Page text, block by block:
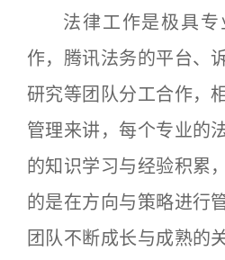
法律工作是极具
作，腾讯法务的平台、
研究等团队分工合作，
管理来讲，每个专业的
的知识学习与经验积累
的是在方向与策略进行
团队不断成长与成熟的